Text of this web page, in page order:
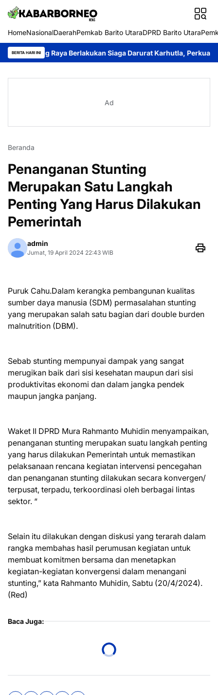
HomeNasionalDaerahPemkab Barito UtaraDPRD Barito Utara
BERITA HARI INI
Raya Berlakukan Siaga Darurat Karhutla, Perkuat Koordinasi
Ad
Beranda
Penanganan Stunting
Merupakan Satu Langkah
Penting Yang Harus Dilakukan
Pemerintah
admin
Jumat, 19 April 2024 22:43 WIB
Puruk Cahu.Dalam kerangka pembangunan kualitas
sumber daya manusia (SDM) permasalahan stunting
yang merupakan salah satu bagian dari double burden
malnutrition (DBM).
Sebab stunting mempunyai dampak yang sangat
merugikan baik dari sisi kesehatan maupun dari sisi
produktivitas ekonomi dan dalam jangka pendek
maupun jangka panjang.
Waket II DPRD Mura Rahmanto Muhidin menyampaikan,
penanganan stunting merupakan suatu langkah penting
yang harus dilakukan Pemerintah untuk memastikan
pelaksanaan rencana kegiatan intervensi pencegahan
dan penanganan stunting dilakukan secara konvergen/
terpusat, terpadu, terkoordinasi oleh berbagai lintas
sektor. “
Selain itu dilakukan dengan diskusi yang terarah dalam
rangka membahas hasil perumusan kegiatan untuk
membuat komitmen bersama dan menetapkan
kegiatan-kegiatan konvergensi dalam menangani
stunting,” kata Rahmanto Muhidin, Sabtu (20/4/2024).
(Red)
Baca Juga: